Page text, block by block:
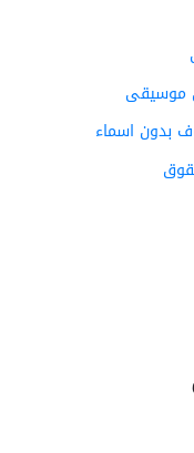
بدون اسماء